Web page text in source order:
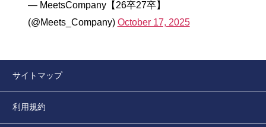
— MeetsCompany【26卒27卒】
(@Meets_Company) October 17, 2025
サイトマップ
利用規約